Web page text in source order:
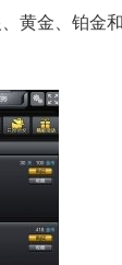
黄金、铂